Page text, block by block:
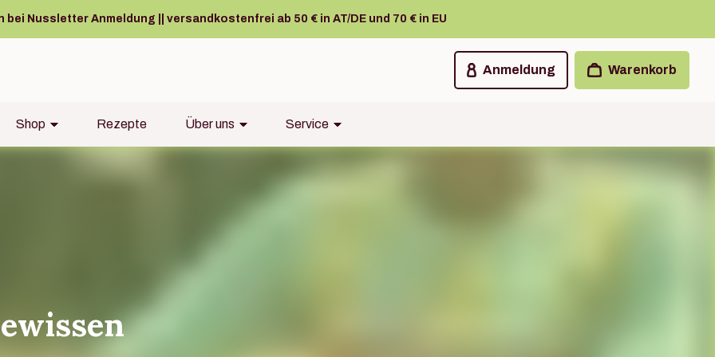
bei Nussletter Anmeldung || versandkostenfrei ab 50 € in AT/DE und 70 € in EU
Anmeldung Warenkorb
Shop Rezepte Über uns Service